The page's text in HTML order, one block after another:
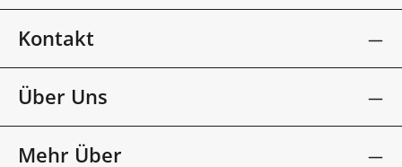
Kontakt
Über Uns
Mehr Über